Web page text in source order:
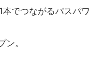
本でつながるパスパ
。